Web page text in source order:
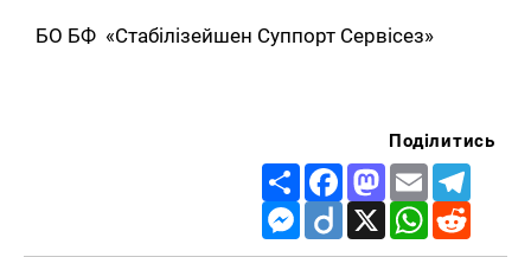
БО БФ «Стабілізейшен Суппорт Сервісез»
Поділитись
Share FacebookMastodon
Email
Messenger
Diigo X WhatsApp